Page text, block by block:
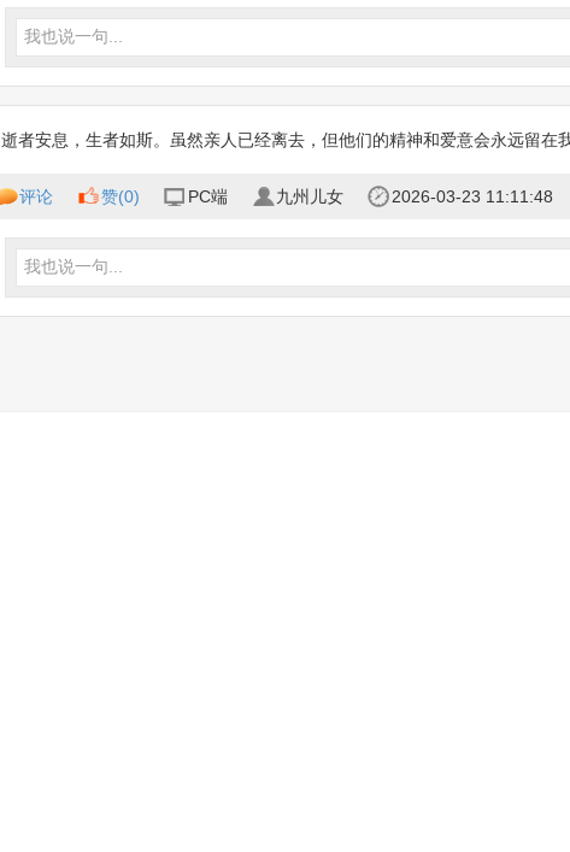
我也说一句...
逝者安息，生者如斯。虽然亲人已经离去，但他们的精神和爱意会永远留在
评论 赞(0) PC端 九州儿女 2026-03-23 11:11:48
我也说一句...